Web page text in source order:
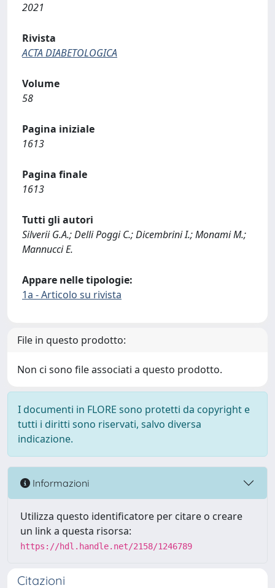
2021
Rivista
ACTA DIABETOLOGICA
Volume
58
Pagina iniziale
1613
Pagina finale
1613
Tutti gli autori
Silverii G.A.; Delli Poggi C.; Dicembrini I.; Monami M.;
Mannucci E.
Appare nelle tipologie:
1a - Articolo su rivista
File in questo prodotto:
Non ci sono file associati a questo prodotto.
I documenti in FLORE sono protetti da copyright e
tutti i diritti sono riservati, salvo diversa
indicazione.
Informazioni
Utilizza questo identificatore per citare o creare
un link a questa risorsa:
https://hdl.handle.net/2158/1246789
Citazioni